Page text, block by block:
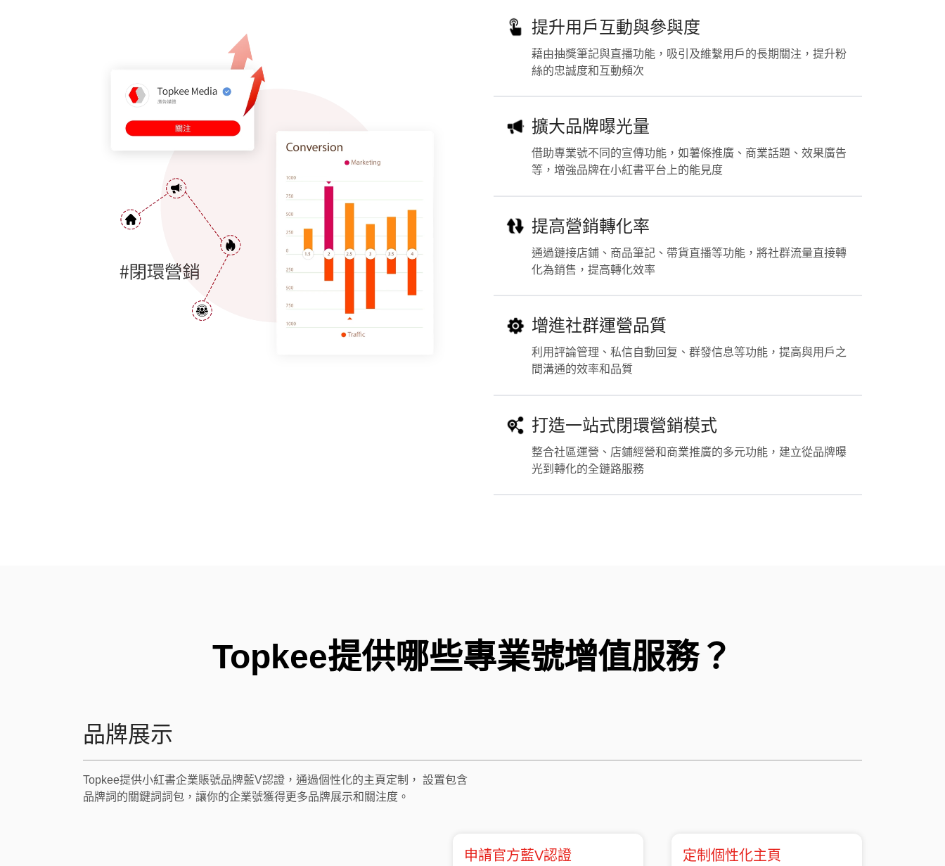
提升用戶互動與參與度
藉由抽獎筆記與直播功能，吸引及維繫用戶的長期關注，提升粉
絲的忠誠度和互動頻次
擴大品牌曝光量
借助專業號不同的宣傳功能，如薯條推廣、商業話題、效果廣告
等，增強品牌在小紅書平台上的能見度
提高營銷轉化率
通過鏈接店鋪、商品筆記、帶貨直播等功能，將社群流量直接轉
化為銷售，提高轉化效率
增進社群運營品質
利用評論管理、私信自動回复、群發信息等功能，提高與用戶之
間溝通的效率和品質
打造一站式閉環營銷模式
整合社區運營、店鋪經營和商業推廣的多元功能，建立從品牌曝
光到轉化的全鏈路服務
Topkee提供哪些專業號增值服務？
品牌展示
Topkee提供小紅書企業賬號品牌藍V認證，通過個性化的主頁定制， 設置包含
品牌詞的關鍵詞詞包，讓你的企業號獲得更多品牌展示和關注度。
申請官方藍V認證 定制個性化主頁